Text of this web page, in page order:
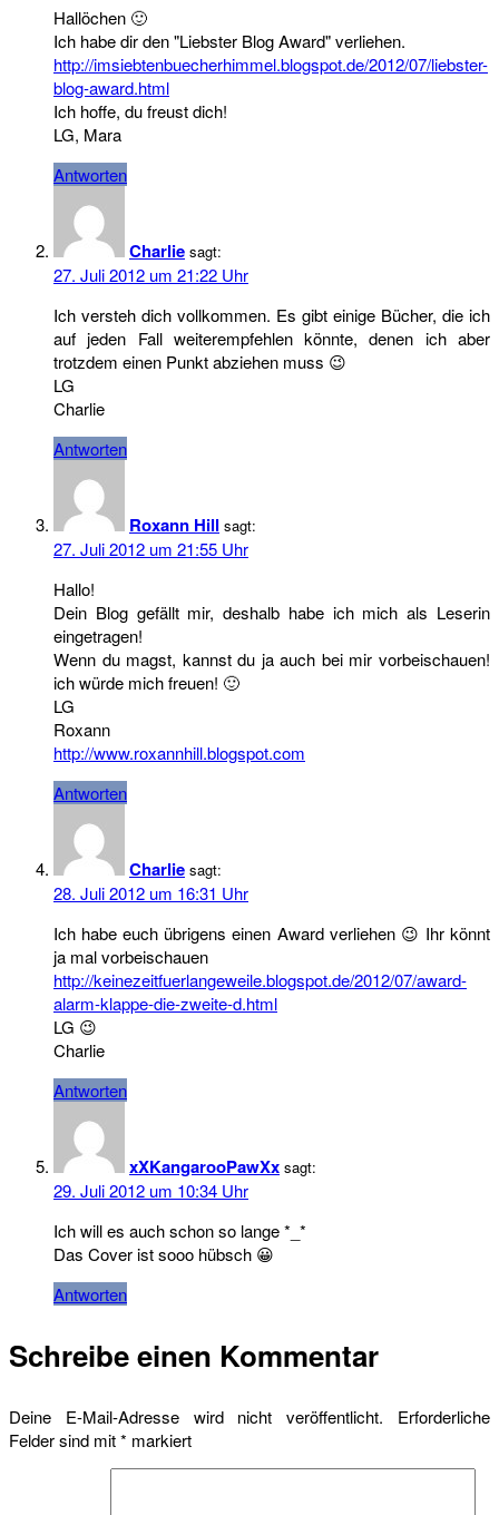
Hallöchen 🙂
Ich habe dir den "Liebster Blog Award" verliehen.
http://imsiebtenbuecherhimmel.blogspot.de/2012/07/liebster-
blog-award.html
Ich hoffe, du freust dich!
LG, Mara
Antworten
Charlie sagt:
27. Juli 2012 um 21:22 Uhr
Ich versteh dich vollkommen. Es gibt einige Bücher, die ich
auf jeden Fall weiterempfehlen könnte, denen ich aber
trotzdem einen Punkt abziehen muss 😉
LG
Charlie
Antworten
Roxann Hill sagt:
27. Juli 2012 um 21:55 Uhr
Hallo!
Dein Blog gefällt mir, deshalb habe ich mich als Leserin
eingetragen!
Wenn du magst, kannst du ja auch bei mir vorbeischauen!
ich würde mich freuen! 🙂
LG
Roxann
http://www.roxannhill.blogspot.com
Antworten
Charlie sagt:
28. Juli 2012 um 16:31 Uhr
Ich habe euch übrigens einen Award verliehen 😉 Ihr könnt
ja mal vorbeischauen
http://keinezeitfuerlangeweile.blogspot.de/2012/07/award-
alarm-klappe-die-zweite-d.html
LG 😉
Charlie
Antworten
xXKangarooPawXx sagt:
29. Juli 2012 um 10:34 Uhr
Ich will es auch schon so lange *_*
Das Cover ist sooo hübsch 😀
Antworten
Schreibe einen Kommentar
Deine E-Mail-Adresse wird nicht veröffentlicht.
Erforderliche
Felder sind mit* markiert